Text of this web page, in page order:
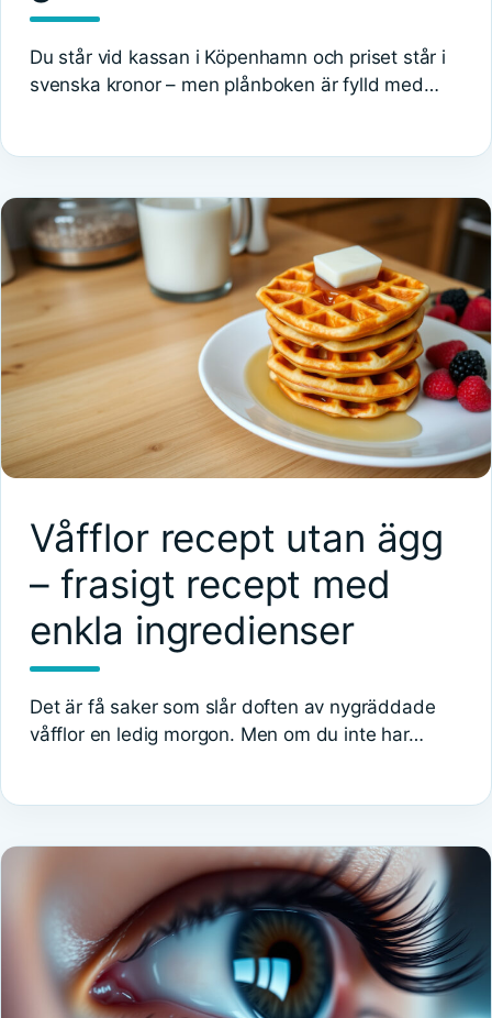
Du står vid kassan i Köpenhamn och priset står i
svenska kronor – men plånboken är fylld med…
Våfflor recept utan ägg
– frasigt recept med
enkla ingredienser
Det är få saker som slår doften av nygräddade
våfflor en ledig morgon. Men om du inte har…